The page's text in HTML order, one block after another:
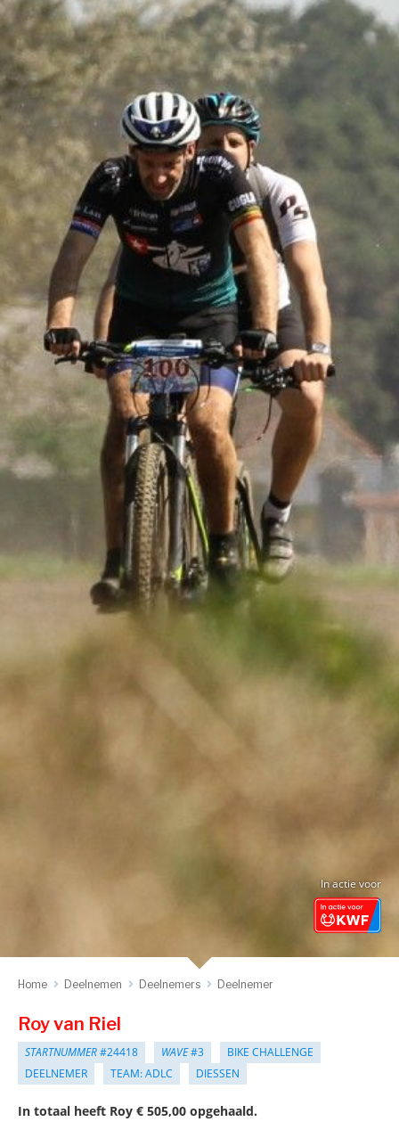
In actie voor
Home Deelnemen Deelnemers Deelnemer
Roy van Riel
STARTNUMMER#24418 WAVE#3
BIKE CHALLENGE
DEELNEMER
TEAM: ADLC DIESSEN
In totaal heeft Roy € 505,00 opgehaald.